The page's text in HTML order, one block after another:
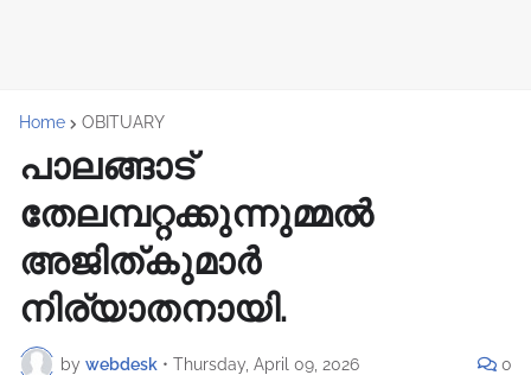
Home OBITUARY
പാലങ്ങാട്
തേലമ്പറ്റക്കുന്നുമ്മൽ
അജിത്കുമാർ
നിര്യാതനായി.
by webdesk • Thursday, April 09, 2026 0